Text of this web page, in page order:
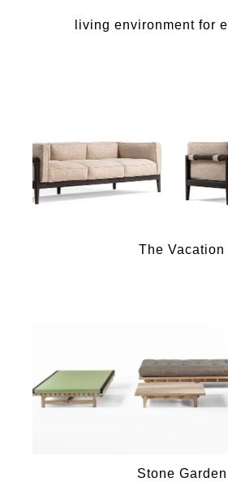
living environment for
The Vacation
Stone Garden